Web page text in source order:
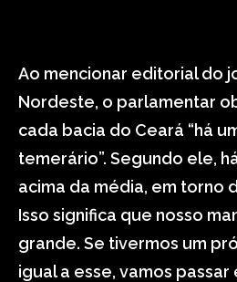
Ao mencionar editorial do
Nordeste, o parlamentar
cada bacia do Ceará “há
temerário”. Segundo ele,
acima da média, em torno
Isso significa que nosso
grande. Se tivermos um
igual a esse, vamos passar